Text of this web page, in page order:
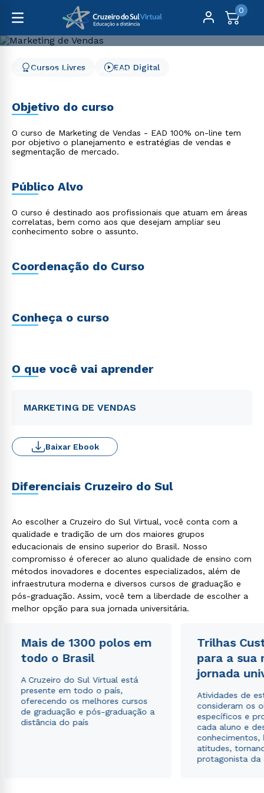
0
Cursos Livres Comunicação Marketing de Vendas
Cursos Livres EAD Digital
Objetivo do curso
O curso de Marketing de Vendas - EAD 100% on-line tem
por objetivo o planejamento e estratégias de vendas e
segmentação de mercado.
Público Alvo
O curso é destinado aos profissionais que atuam em áreas
correlatas, bem como aos que desejam ampliar seu
conhecimento sobre o assunto.
Coordenação do Curso
Conheça o curso
O que você vai aprender
MARKETING DE VENDAS
Baixar Ebook
Diferenciais Cruzeiro do Sul
Ao escolher a Cruzeiro do Sul Virtual, você conta com a
qualidade e tradição de um dos maiores grupos
educacionais de ensino superior do Brasil. Nosso
compromisso é oferecer ao aluno qualidade de ensino com
métodos inovadores e docentes especializados, além de
infraestrutura moderna e diversos cursos de graduação e
pós-graduação. Assim, você tem a liberdade de escolher a
melhor opção para sua jornada universitária.
Mais de 1300 polos em
todo o Brasil
A Cruzeiro do Sul Virtual está
presente em todo o país,
oferecendo os melhores cursos
de graduação e pós-graduação a
distância do país
Trilhas
para a sua
jornada
Atividades de
consideram os
específicos e
cada aluno e
conhecimentos,
atitudes,
protagonista da